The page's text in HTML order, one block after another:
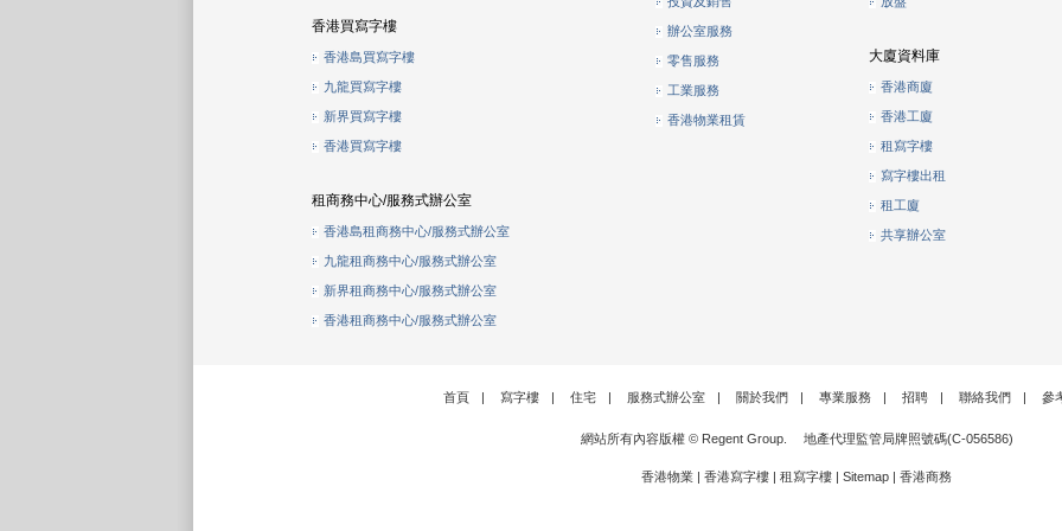
香港買寫字樓
香港島買寫字樓
九龍買寫字樓
新界買寫字樓
香港買寫字樓
租商務中心/服務式辦公室
香港島租商務中心/服務式辦公室
九龍租商務中心/服務式辦公室
新界租商務中心/服務式辦公室
香港租商務中心/服務式辦公室
辦公室服務
零售服務
工業服務
香港物業租賃
大廈資料庫
香港商廈
香港工廈
租寫字樓
寫字樓出租
租工廈
共享辦公室
首頁 | 寫字樓 | 住宅 | 服務式辦公室 | 關於我們 | 專業服務 | 招聘 | 聯絡我們 | 參
網站所有內容版權 © Regent Group. 地產代理監管局牌照號碼(C-056586)
香港物業 | 香港寫字樓 | 租寫字樓 | Sitemap | 香港商務